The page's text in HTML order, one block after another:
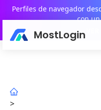
Perfiles de navegador
con
MostLogin
>